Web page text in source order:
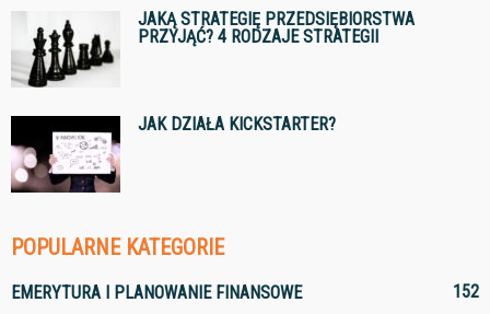
JAKĄ STRATEGIĘ PRZEDSIĘBIORSTWA
PRZYJĄĆ? 4 RODZAJE STRATEGII
JAK DZIAŁA KICKSTARTER?
POPULARNE KATEGORIE
EMERYTURA I PLANOWANIE FINANSOWE
152